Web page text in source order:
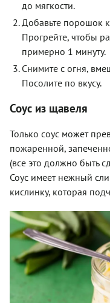
до мягкости.
Добавьте порошок
Прогрейте, чтобы
примерно 1 минуту.
Снимите с огня,
Посолите по вкусу.
Соус из щавеля
Только соус может
пожаренной,
(все это должно быть
Соус имеет нежный
кислинку, которая